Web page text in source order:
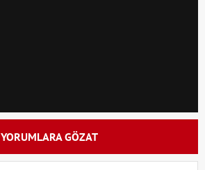
YORUMLARA GÖZAT